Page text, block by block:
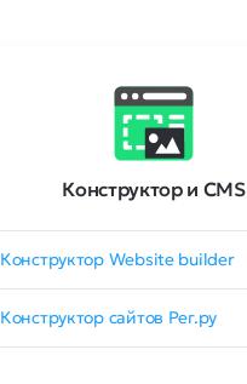
Конструктор и CMS
Конструктор Website builder
Конструктор сайтов Рег.ру